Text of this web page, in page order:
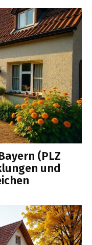
(PLZ
und